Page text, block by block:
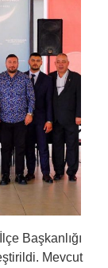
Başkanlığı
Mevcut